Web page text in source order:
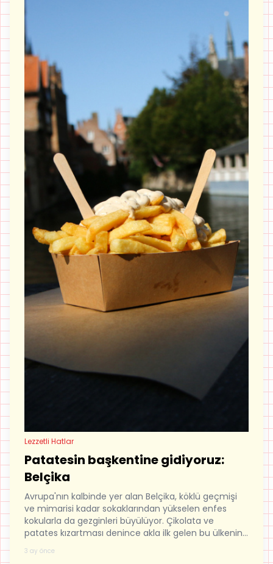
Lezzetli Hatlar
Patatesin başkentine gidiyoruz:
Belçika
Avrupa'nın kalbinde yer alan Belçika, köklü geçmişi
ve mimarisi kadar sokaklarından yükselen enfes
kokularla da gezginleri büyülüyor. Çikolata ve
patates kızartması denince akla ilk gelen bu ülkenin,
gastronomi tutkunlarını cezbeden pratik tatlarını
sizin için derledik!
3 ay önce